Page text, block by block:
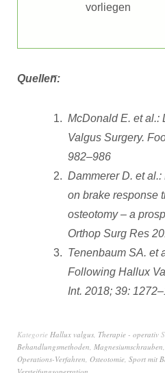
vorliegen
Quellen:
McDonald E. et al.:
Valgus Surgery.
982–986
Dammerer D. et
on brake response
osteotomy – a
Orthop Surg Res
Tenenbaum SA. et
Following Hallux
Int. 2018; 39:
Kategorie Hallux valgus Therapie - operativ
Behandlungsmethoden Magnesiumschrauben
Operations-Verfahren Osteotomie Sport mit